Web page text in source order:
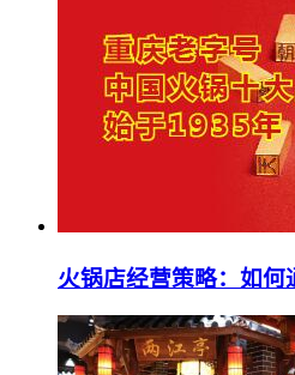
火锅店经营策略：如何